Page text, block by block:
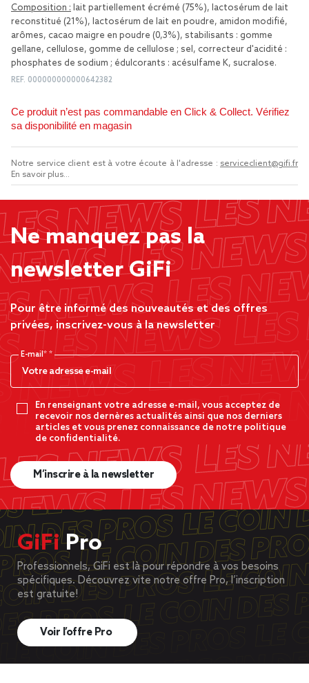
Composition : lait partiellement écrémé (75%), lactosérum de lait
reconstitué (21%), lactosérum de lait en poudre, amidon modifié,
arômes, cacao maigre en poudre (0,3%), stabilisants : gomme
gellane, cellulose, gomme de cellulose ; sel, correcteur d'acidité :
phosphates de sodium ; édulcorants : acésulfame K, sucralose.
REF. 000000000000642382
Ce produit n’est pas commandable en Click & Collect. Vérifiez
sa disponibilité en magasin
Notre service client est à votre écoute à l'adresse : serviceclient@gifi.fr
En savoir plus...
Ne manquez pas la
newsletter GiFi
Pour être informé des nouveautés et des offres
privées, inscrivez-vous à la newsletter
E-mail*
En renseignant votre adresse e-mail, vous acceptez de
recevoir nos dernères actualités ainsi que nos derniers
articles et vous prenez connaissance de notre politique
de confidentialité.
M’inscrire à la newsletter
GiFiPro
Professionnels, GiFi est là pour répondre à vos besoins
spécifiques. Découvrez vite notre offre Pro, l’inscription
est gratuite!
Voir l’offre Pro